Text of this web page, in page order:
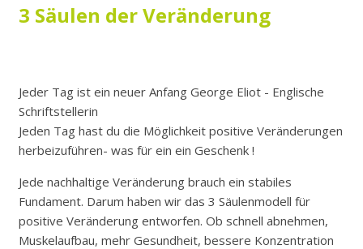
3 Säulen der Veränderung
Jeder Tag ist ein neuer Anfang George Eliot - Englische
Schriftstellerin
Jeden Tag hast du die Möglichkeit positive Veränderungen
herbeizuführen- was für ein ein Geschenk !
Jede nachhaltige Veränderung brauch ein stabiles
Fundament. Darum haben wir das 3 Säulenmodell für
positive Veränderung entworfen. Ob schnell abnehmen,
Muskelaufbau, mehr Gesundheit, bessere Konzentration